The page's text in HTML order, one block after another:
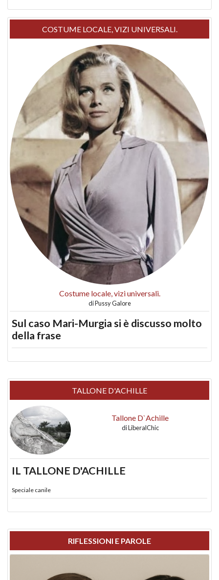
COSTUME LOCALE, VIZI UNIVERSALI.
Costume locale, vizi universali.
diPussy Galore
Sul caso Mari-Murgia si è discusso molto
della frase
TALLONE D'ACHILLE
Tallone D`Achille
diLiberalChic
IL TALLONE D'ACHILLE
Speciale canile
RIFLESSIONI E PAROLE